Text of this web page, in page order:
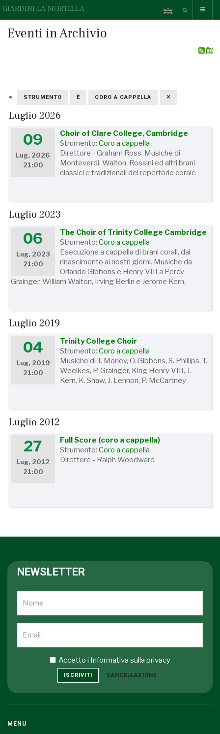
GIARDINI LA MORTELLA
Eventi in Archivio
STRUMENTO È CORO A CAPPELLA
Luglio 2026
09
Lug, 2026
21:00
Choir of Clare College, Cambridge
Strumento:Coro a cappella
Direttore - Graham Ross. Musiche di
Monteverdi, Walton, Rossini ed altri brani
classici e tradizionali del repertorio corale
Luglio 2023
06
Lug, 2023
21:00
The Choir of Trinity College Cambridge
Strumento:Coro a cappella
Esecuzione a cappella di brani corali, dal
rinascimento ai nostri giorni. Musiche da
Orlando Gibbons e Henry VIII a Percy
Grainger, William Walton, Irving Berlin e Jerome Kern.
Luglio 2019
04
Lug, 2019
21:00
Trinity College Choir
Strumento:Coro a cappella
Musiche di T. Morley, O. Gibbons, S. Phillips, T.
Weelkes, P. Grainger, King Henry VIII, J.
Kern, K. Shaw, J. Lennon, P. McCartney
Luglio 2012
27
Lug, 2012
21:00
Full Score (coro a cappella)
Strumento:Coro a cappella
Direttore - Ralph Woodward
NEWSLETTER
Accetto i Informativa sulla privacy
ISCRIVITI CANCELLAZIONE
MENU